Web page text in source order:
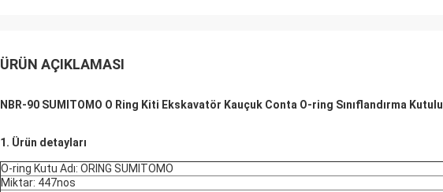
ÜRÜN AÇIKLAMASI
NBR-90 SUMITOMO O Ring Kiti Ekskavatör Kauçuk Conta O-ring Sınıflandırma Kutulu
1. Ürün detayları
O-ring Kutu Adı: ORING SUMITOMO
Miktar: 447nos